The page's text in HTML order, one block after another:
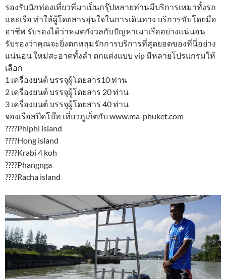
รองรับนักท่องเที่ยวที่มาเป็นกรุ๊ปหลายท่านมีบริการเหมาทั้งรถ
และเรือ ทำให้ผู้โดยสารอุ่นใจในการเดินทาง บริการขับโดยมือ
อาชีพ รับรองได้ว่าหมดกังวลกับปัญหาเมาเรืออย่างแน่นอน
รับรองว่าคุณจะยิ่งตกหลุมรักการบริการที่สุดยอดของที่นี่อย่าง
แน่นอน ใหม่สะอาดทั้งลำ ตกแต่งแบบ vip มีหลายโปรแกรมให้
เลือก
1 เครื่องยนต์ บรรจุผู้โดยสาร10 ท่าน
2 เครื่องยนต์ บรรจุผู้โดยสาร 20 ท่าน
3 เครื่องยนต์ บรรจุผู้โดยสาร 40 ท่าน
จองเรือสปีดโบ๊ท เที่ยวภูเก็ตกับ www.ma-phuket.com
????Phiphi island
????Hong island
????Krabi 4 koh
????Phangnga
????Racha island